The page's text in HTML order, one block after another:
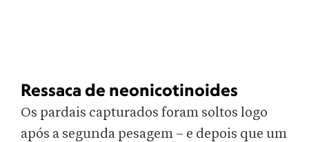
Ressaca de neonicotinoides
Os pardais capturados foram soltos logo
após a segunda pesagem – e depois que um